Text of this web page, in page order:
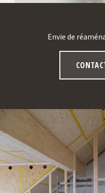
Envie de